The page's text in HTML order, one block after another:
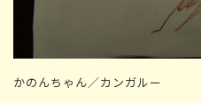
かのんちゃん／カンガルー